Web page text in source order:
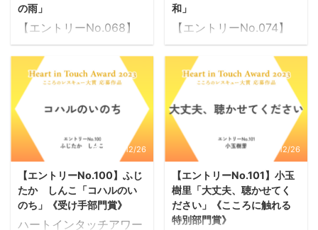
で必要な救命講座に5日
間参加しているところだ
った。３日目の帰り道、
ターミナル駅の改札前
で、倒れた人に遭遇し、
駅員さんと手当をした。
幸い、その方は軽症だっ
たが、これが私にとっ
て、初めてのバイスタン
ダー経験になった。「バ
イスタンダー」とは、倒
れた人に偶然遭遇した人
のことであり、 ...
幻視を伴うまでになって
おり、通勤もままならな
を上げていたのに、頭が
「鬱病」という響きをい
たく嫌った。 男のくせ
に、心が弱すぎる。 社
会人のくせに、だらしな
い。 夫のくせに、妻に
申し訳ない。 父親のく
せに、娘に何と説明する
つも ...
の雨」
【エントリーNo.068】
小谷 綾香 作品タイトル :
私の心を潤す、恵みの雨
いま私は過去、何度も辞
めようとした刺繍を夢中
になってやっている。 時
間もかかり、細かかい手
仕事に 「こんな地味なこ
とやって、こんなことし
て意味あるの？」 自分の
手から作り出される作品
を「こんなのが作りたい
和」
【エントリーNo.074】
颯光 作品タイトル : 世界
は、美しい和音の総和
生命は、生まれると同時
に、死がプログラムされ
ている。死ぬために生ま
れてきた。死は避けられ
ないのに、私たちは死を
忘れて生きている。今を
楽しみ、今を喜び、今を
騒ぐ。死を先延ばしにす
るようにその日を楽しみ
2023/12/26
【エントリーNo.100】ふじ
たか しんこ「コハルのい
のち」《受け手部門賞》
ハートインタッチアワー
2023/12/26
【エントリーNo.101】小玉
樹里「大丈夫、聴かせてく
ださい」《こころに触れる
特別部門賞》